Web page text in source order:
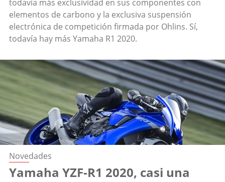
todavía más exclusividad en sus componentes con
elementos de carbono y la exclusiva suspensión
electrónica de competición firmada por Ohlins. Sí,
todavía hay más Yamaha R1 2020.
Novedades
Yamaha YZF-R1 2020, casi una